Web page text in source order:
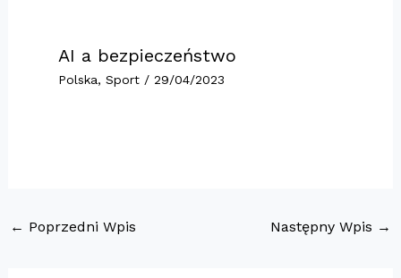
AI a bezpieczeństwo
Polska, Sport/ 29/04/2023
← Poprzedni Wpis Następny Wpis →